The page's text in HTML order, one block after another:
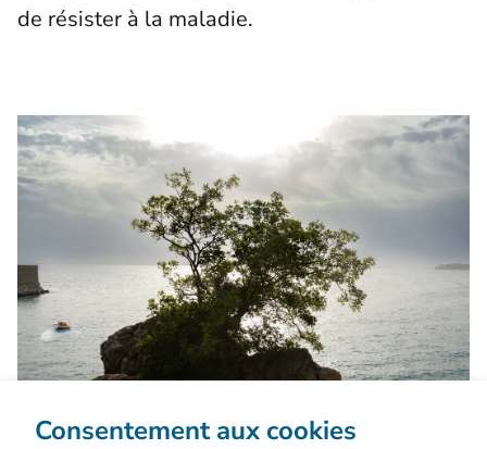
Consentement aux cookies
de résister à la maladie.